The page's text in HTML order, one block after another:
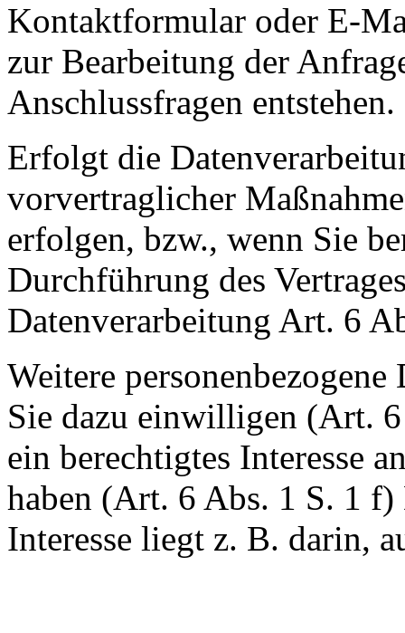
Kontaktformular oder E-
zur Bearbeitung der
Anschlussfragen entstehen.
Erfolgt die
vorvertraglicher
erfolgen, bzw., wenn Sie
Durchführung des
Datenverarbeitung Art. 6
Weitere
Sie dazu einwilligen (Art.
ein berechtigtes Interesse
haben (Art. 6 Abs. 1 S. 1
Interesse liegt z. B. darin,